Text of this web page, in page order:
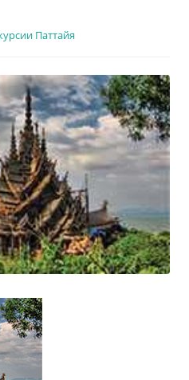
Паттайя